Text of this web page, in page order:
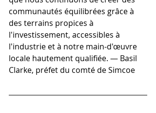
communautés équilibrées grâce à
des terrains propices à
l'investissement, accessibles à
l'industrie et à notre main-d'œuvre
locale hautement qualifiée. — Basil
Clarke, préfet du comté de Simcoe